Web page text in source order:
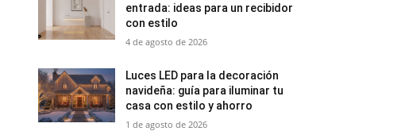
entrada: ideas para un recibidor
con estilo
4 de agosto de 2026
Luces LED para la decoración
navideña: guía para iluminar tu
casa con estilo y ahorro
1 de agosto de 2026